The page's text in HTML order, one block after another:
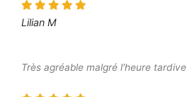
Lilian M
Très agréable malgré l'heure tardive